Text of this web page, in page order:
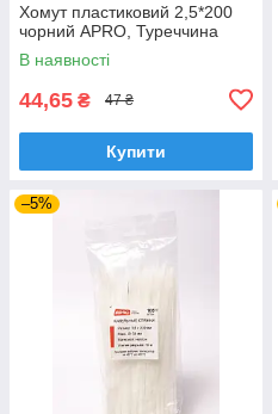
Хомут пластиковий 2,5*200
чорний APRO, Туреччина
В наявності
44,65 ₴ 47 ₴
Купити
–5%